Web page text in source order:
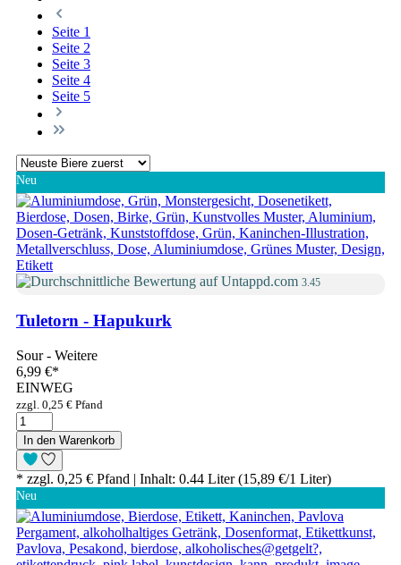
Seite 1
Seite 2
Seite 3
Seite 4
Seite 5
Neu
3.45
Tuletorn - Hapukurk
Sour - Weitere
6,99 €*
EINWEG
zzgl. 0,25 € Pfand
In den Warenkorb
* zzgl. 0,25 € Pfand | Inhalt: 0.44 Liter (15,89 €/1 Liter)
Neu